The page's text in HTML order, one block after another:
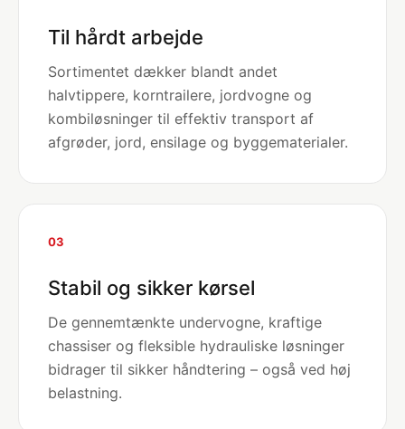
Til hårdt arbejde
Sortimentet dækker blandt andet
halvtippere, korntrailere, jordvogne og
kombiløsninger til effektiv transport af
afgrøder, jord, ensilage og byggematerialer.
03
Stabil og sikker kørsel
De gennemtænkte undervogne, kraftige
chassiser og fleksible hydrauliske løsninger
bidrager til sikker håndtering – også ved høj
belastning.